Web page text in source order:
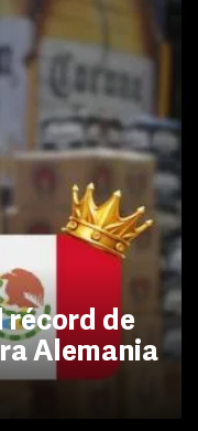
récord de
Alemania